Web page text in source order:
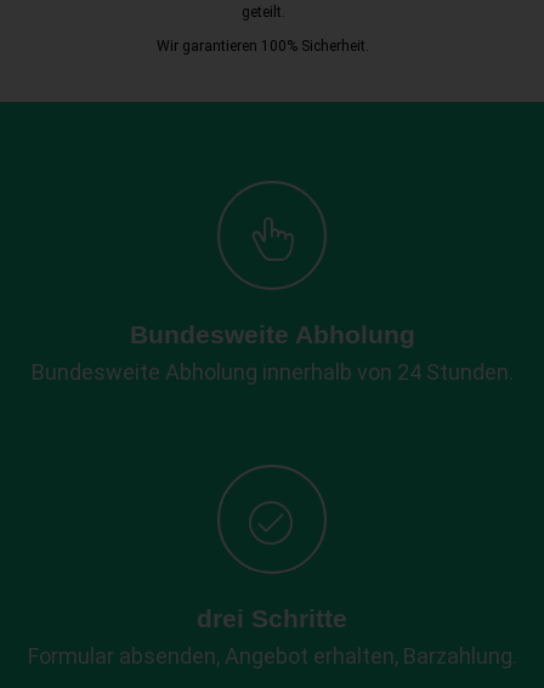
geteilt.
Wir garantieren 100% Sicherheit.
Bundesweite Abholung
Bundesweite Abholung innerhalb von 24 Stunden.
drei Schritte
Formular absenden, Angebot erhalten, Barzahlung.